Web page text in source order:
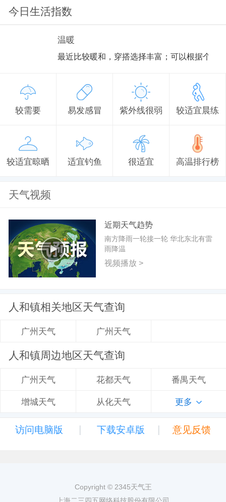
今日生活指数
温暖
最近比较暖和，穿搭选择丰富；可以根据个人
较需要 易发感冒 紫外线很弱 较适宜晨练
较适宜晾晒 适宜钓鱼 很适宜 高温排行榜
天气视频
近期天气趋势
南方降雨一轮接一轮 华北东北有雷
雨降温
视频播放 >
人和镇相关地区天气查询
广州天气 广州天气
人和镇周边地区天气查询
广州天气 花都天气 番禺天气
增城天气 从化天气 更多
访问电脑版 | 下载安卓版 | 意见反馈
Copyright © 2345天气王